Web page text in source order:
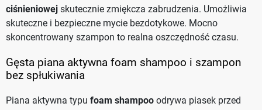
ciśnieniowej skutecznie zmiękcza zabrudzenia. Umożliwia
skuteczne i bezpieczne mycie bezdotykowe. Mocno
skoncentrowany szampon to realna oszczędność czasu.
Gęsta piana aktywna foam shampoo i szampon
bez spłukiwania
Piana aktywna typu foam shampoo odrywa piasek przed